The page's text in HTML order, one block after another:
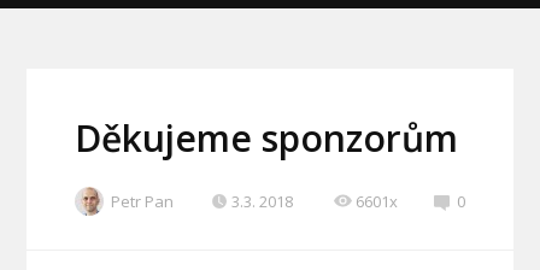
Děkujeme sponzorům
Petr Pan 3.3. 2018 0
6601x